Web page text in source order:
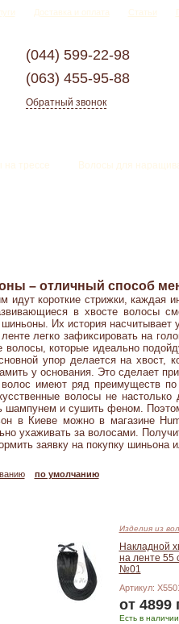
Доставка и оплата Статьи
(044) 599-22-98
(063) 455-95-88
Обратный звонок
на трессе Волосы для
– отличный способ
идут короткие стрижки, каждая
в хвосте волосы
Их история насчитывает
легко зафиксировать на
волосы, которые идеально
упор делается на хвост,
у основания. Это сделает
имеют ряд преимуществ
волосы не
и сушить феном.
в Киеве можно в магазине
ухаживать за волосами.
заявку на покупку шиньона
по умолчанию
Изделия из
Накладной
на ленте 55
№01
Артикул:
от 4899
Есть в наличии